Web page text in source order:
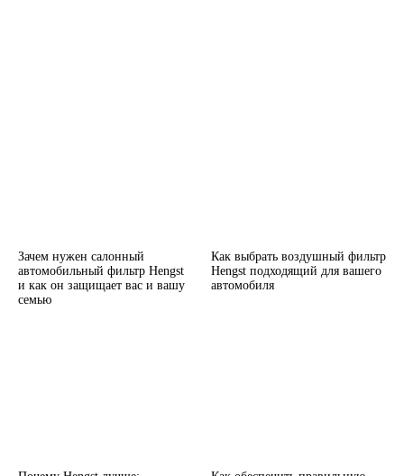
Зачем нужен салонный
автомобильный фильтр Hengst
и как он защищает вас и вашу
семью
Как выбрать воздушный фильтр
Hengst подходящий для вашего
автомобиля